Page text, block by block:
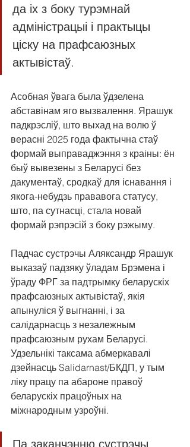
да іх з боку турэмнай
адміністрацыі і практыцы
ціску на прафсаюзных
актывістаў.
Асобная ўвага была ўдзелена
абставінам яго вызвалення. Ярашук
падкрэсліў, што выхад на волю ў
верасні 2025 года фактычна стаў
формай выправаджэння з краіны: ён
быў вывезены з Беларусі без
дакументаў, сродкаў для існавання і
якога-небудзь прававога статусу,
што, па сутнасці, стала новай
формай рэпрэсій з боку рэжыму.
Падчас сустрэчы Аляксандр Ярашук
выказаў падзяку ўладам Брэмена і
ўраду ФРГ за падтрымку беларускіх
прафсаюзных актывістаў, якія
апынуліся ў выгнанні, і за
салідарнасць з незалежным
прафсаюзным рухам Беларусі.
Удзельнікі таксама абмеркавалі
дзейнасць Salidarnast/БКДП, у тым
ліку працу па абароне правоў
беларускіх працоўных на
міжнародным узроўні.
Па заканчэнню сустрэчы